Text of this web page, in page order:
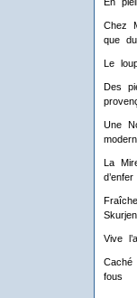
Chez
que
Le
Des
Une
La
d’enfer
Vive
fous